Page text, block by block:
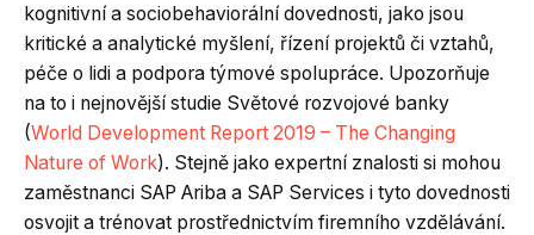
kognitivní a sociobehaviorální dovednosti, jako jsou
kritické a analytické myšlení, řízení projektů či vztahů,
péče o lidi a podpora týmové spolupráce. Upozorňuje
na to i nejnovější studie Světové rozvojové banky
(World Development Report 2019 – The Changing
Nature of Work). Stejně jako expertní znalosti si mohou
zaměstnanci SAP Ariba a SAP Services i tyto dovednosti
osvojit a trénovat prostřednictvím firemního vzdělávání.